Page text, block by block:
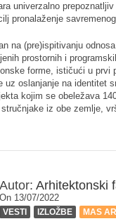
univerzalno
pronalaženje
na (pre)ispitivanju
prostornih i
forme, ističući u prvi
uz oslanjanje na identitet
kojim se obeležava
iz obe zemlje,
Autor: Arhitektonski
On 13/07/2022
VESTI IZLOŽBE
MAS